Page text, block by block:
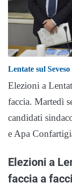
Lentate sul Seveso
Elezioni a
faccia. Martedì
candidati
e Apa
Elezioni a
faccia a